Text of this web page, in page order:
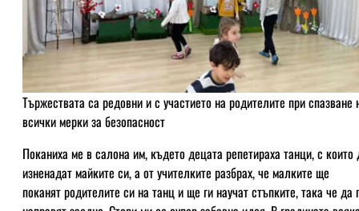
Тържествата са редовни и с участието на родителите при спазване
всички мерки за безопасност
Поканиха ме в салона им, където децата репетираха танци, с които
изненадат майките си, а от учителките разбрах, че малките ще
поканят родителите си на танц и ще ги научат стъпките, така че да